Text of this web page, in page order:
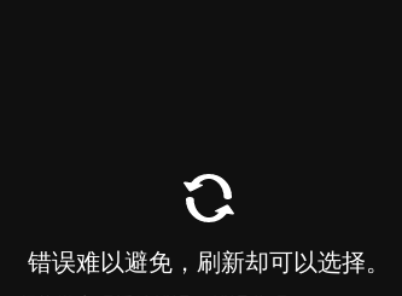
错误难以避免，刷新却可以选择。